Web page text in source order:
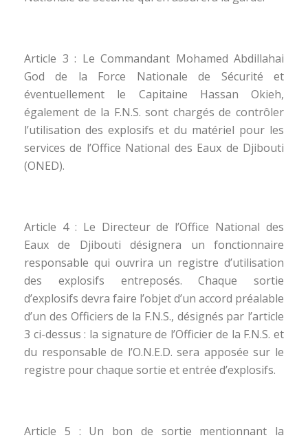
Article 3 : Le Commandant Mohamed Abdillahai
God de la Force Nationale de Sécurité et
éventuellement le Capitaine Hassan Okieh,
également de la F.N.S. sont chargés de contrôler
l’utilisation des explosifs et du matériel pour les
services de l’Office National des Eaux de Djibouti
(ONED).
Article 4 : Le Directeur de l’Office National des
Eaux de Djibouti désignera un fonctionnaire
responsable qui ouvrira un registre d’utilisation
des explosifs entreposés. Chaque sortie
d’explosifs devra faire l’objet d’un accord préalable
d’un des Officiers de la F.N.S., désignés par l’article
3 ci-dessus : la signature de l’Officier de la F.N.S. et
du responsable de l’O.N.E.D. sera apposée sur le
registre pour chaque sortie et entrée d’explosifs.
Article 5 : Un bon de sortie mentionnant la